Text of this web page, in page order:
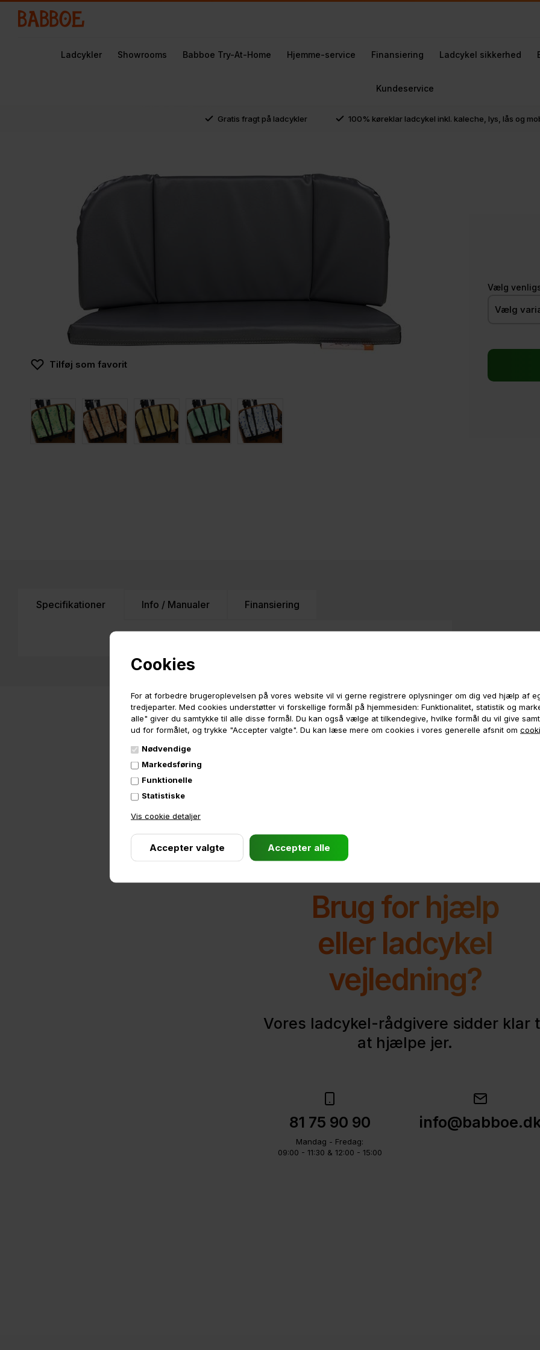
Cookies
For at forbedre brugeroplevelsen på vores website vil vi gerne registrere oplysninger om dig ved hjælp af
tredjeparter. Med cookies understøtter vi forskellige formål på hjemmesiden: Funktionalitet, statistik og
alle" giver du samtykke til alle disse formål. Du kan også vælge at tilkendegive, hvilke formål du vil give
ud for formålet, og trykke "Accepter valgte". Du kan læse mere om cookies i vores generelle afsnit om
Nødvendige
Markedsføring
Funktionelle
Statistiske
Vis cookie detaljer
Ladcykler Showrooms Babboe Try-At-Home Hjemme-service Finansiering Ladcykel sikkerhed
Kundeservice
Gratis fragt på ladcykler 100% køreklar ladcykel inkl. kaleche, lys, lås og
Vælg
Specifikationer Info / Manualer Finansiering
Brug for hjælp
eller ladcykel
vejledning?
Vores ladcykel-rådgivere sidder klar
at hjælpe jer.
81 75 90 90
Mandag - Fredag:
09:00 - 11:30 & 12:00 - 15:00